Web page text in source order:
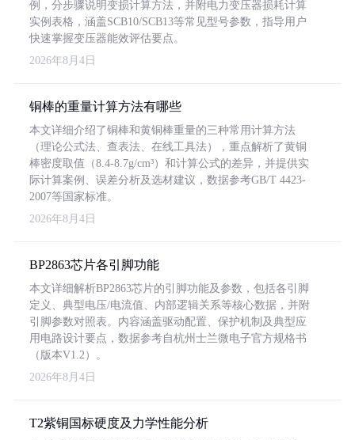
例，分步骤说明变损计算方法，并附电力变压器损耗计算
实例表格，涵盖SCB10/SCB13等常见型号参数，指导用户
快速掌握变压器能效评估要点。
2026年8月4日
铜棒的重量计算方法有哪些
本文详细介绍了铜棒和黄铜棒重量的三种常用计算方法
（理论公式法、查表法、在线工具法），重点解析了黄铜
棒密度取值（8.4-8.7g/cm³）和计算公式的差异，并提供实
际计算案例、误差分析及选材建议，数据参考GB/T 4423-
2007等国家标准。
2026年8月4日
BP2863芯片各引脚功能
本文详细解析BP2863芯片的引脚功能及参数，包括各引脚
定义、典型电压/电流值、内部逻辑关系等核心数据，并附
引脚参数对照表。内容涵盖驱动配置、保护机制及典型应
用电路设计要点，数据参考自杭州士兰微电子官方规格书
（版本V1.2）。
2026年8月4日
T2紫铜国标硬度及力学性能分析